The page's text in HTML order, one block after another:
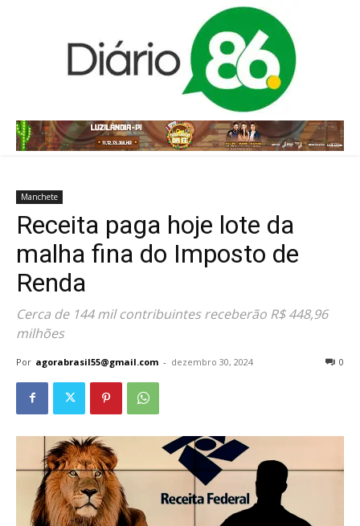
Manchete
Receita paga hoje lote da
malha fina do Imposto de
Renda
Cerca de 144 mil contribuintes receberão R$ 448,96
milhões
Por agorabrasil55@gmail.com - dezembro 30, 2024 0